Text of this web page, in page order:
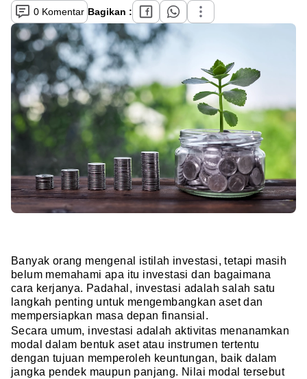
0 Komentar Bagikan :
Banyak orang mengenal istilah investasi, tetapi masih
belum memahami apa itu investasi dan bagaimana
cara kerjanya. Padahal, investasi adalah salah satu
langkah penting untuk mengembangkan aset dan
mempersiapkan masa depan finansial.
Secara umum, investasi adalah aktivitas menanamkan
modal dalam bentuk aset atau instrumen tertentu
dengan tujuan memperoleh keuntungan, baik dalam
jangka pendek maupun panjang. Nilai modal tersebut